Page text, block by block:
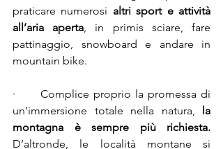
praticare numerosi altri sport e attività
all’aria aperta, in primis sciare, fare
pattinaggio, snowboard e andare in
mountain bike.
·      Complice proprio la promessa di
un’immersione totale nella natura,
la
D’altronde, le località montane si